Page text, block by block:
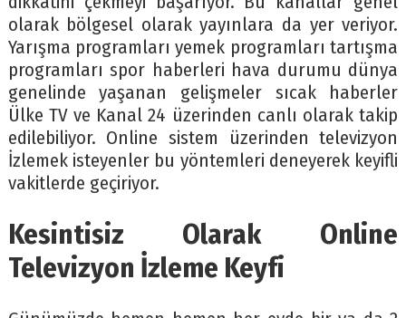
olarak bölgesel olarak yayınlara da yer veriyor.
Yarışma programları yemek programları tartışma
programları spor haberleri hava durumu dünya
genelinde yaşanan gelişmeler sıcak haberler
Ülke TV ve Kanal 24 üzerinden canlı olarak takip
edilebiliyor. Online sistem üzerinden televizyon
İzlemek isteyenler bu yöntemleri deneyerek keyifli
vakitlerde geçiriyor.
Kesintisiz Olarak Online
Televizyon İzleme Keyfi